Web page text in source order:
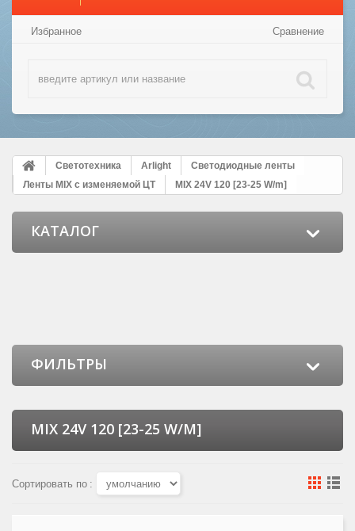
Избранное Сравнение
Светотехника Arlight
Светодиодные ленты
Ленты MIX с изменяемой ЦТ
MIX 24V 120 [23-25 W/m]
КАТАЛОГ
ФИЛЬТРЫ
MIX 24V 120 [23-25 W/M]
Сортировать по :